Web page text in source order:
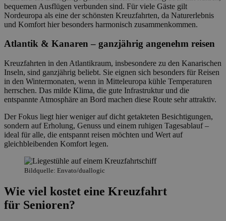
bequemen Ausflügen verbunden sind. Für viele Gäste gilt
Nordeuropa als eine der schönsten Kreuzfahrten, da Naturerlebnis
und Komfort hier besonders harmonisch zusammenkommen.
Atlantik & Kanaren – ganzjährig angenehm reisen
Kreuzfahrten in den Atlantikraum, insbesondere zu den Kanarischen
Inseln, sind ganzjährig beliebt. Sie eignen sich besonders für Reisen
in den Wintermonaten, wenn in Mitteleuropa kühle Temperaturen
herrschen. Das milde Klima, die gute Infrastruktur und die
entspannte Atmosphäre an Bord machen diese Route sehr attraktiv.
Der Fokus liegt hier weniger auf dicht getakteten Besichtigungen,
sondern auf Erholung, Genuss und einem ruhigen Tagesablauf –
ideal für alle, die entspannt reisen möchten und Wert auf
gleichbleibenden Komfort legen.
Bildquelle: Envato/duallogic
Wie viel kostet eine Kreuzfahrt
für Senioren?